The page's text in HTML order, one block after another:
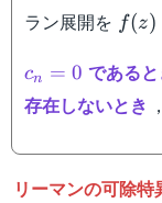
ラン展開を f(z)
c_n
f(z)
c_n
=
0
cn = 0 であると
存在しないとき ，
リーマンの可除特